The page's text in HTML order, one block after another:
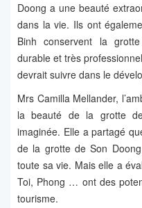
Doong a une beauté
dans la vie. Ils ont
Binh conservent la
durable et très
devrait suivre dans le
Mrs Camilla Mellander,
la beauté de la grotte
imaginée. Elle a partagé
de la grotte de Son
toute sa vie. Mais elle a
Toi, Phong … ont des
tourisme.